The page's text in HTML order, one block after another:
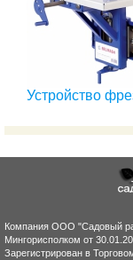
Устройство
Компания ООО "Садовый
Мингорисполком от
Зарегистрирован в